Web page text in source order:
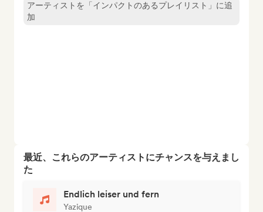
アーティストを「インパクトのあるプレイリスト」に追
加
最近、これらのアーティストにチャンスを与えまし
た
Endlich leiser und fern
Yazique